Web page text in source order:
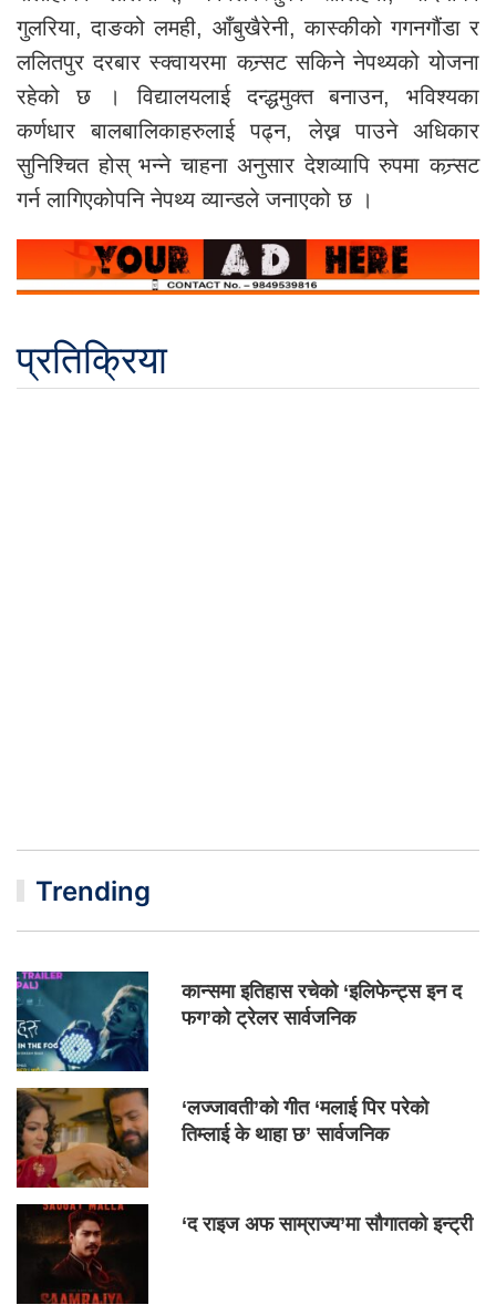
गुलरिया, दाङको लमही, आँबुखैरेनी, कास्कीको गगनगौंडा र
ललितपुर दरबार स्क्वायरमा कन्र्सट सकिने नेपथ्यको योजना
रहेको छ । विद्यालयलाई दन्द्धमुक्त बनाउन, भविश्यका
कर्णधार बालबालिकाहरुलाई पढ्न, लेख्न पाउने अधिकार
सुनिश्चित होस् भन्ने चाहना अनुसार देशव्यापि रुपमा कन्र्सट
गर्न लागिएकोपनि नेपथ्य व्यान्डले जनाएको छ ।
प्रतिक्रिया
Trending
कान्समा इतिहास रचेको ‘इलिफेन्ट्स इन द
फग’को ट्रेलर सार्वजनिक
‘लज्जावती’को गीत ‘मलाई पिर परेको
तिम्लाई के थाहा छ’ सार्वजनिक
‘द राइज अफ साम्राज्य’मा सौगातको इन्ट्री